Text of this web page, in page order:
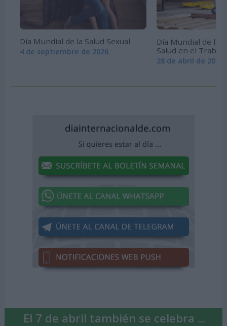
Día Mundial de la Salud Sexual
4 de septiembre de 2026
Día Mundial de la
Salud en el Trabajo
28 de abril de 2026
El 7 de abril también se celebra ...